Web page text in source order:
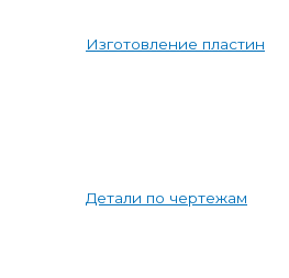
Изготовление пластин
Детали по чертежам